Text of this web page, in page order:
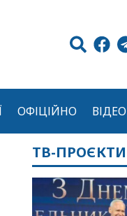
ОФІЦІЙНО ВІДЕО
ТВ-ПРОЄКТИ